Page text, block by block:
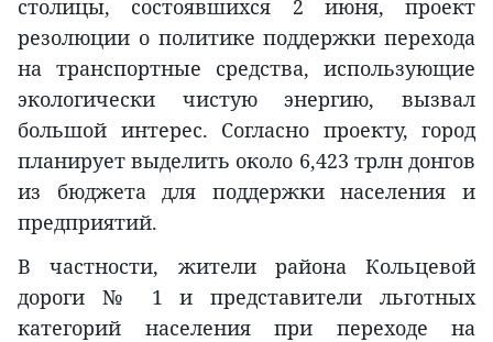
столицы, состоявшихся 2 июня, проект
резолюции о политике поддержки перехода
на транспортные средства, использующие
экологически чистую энергию, вызвал
большой интерес. Согласно проекту, город
планирует выделить около 6,423 трлн донгов
из бюджета для поддержки населения и
предприятий.
В частности, жители района Кольцевой
дороги № 1 и представители льготных
категорий населения при переходе на